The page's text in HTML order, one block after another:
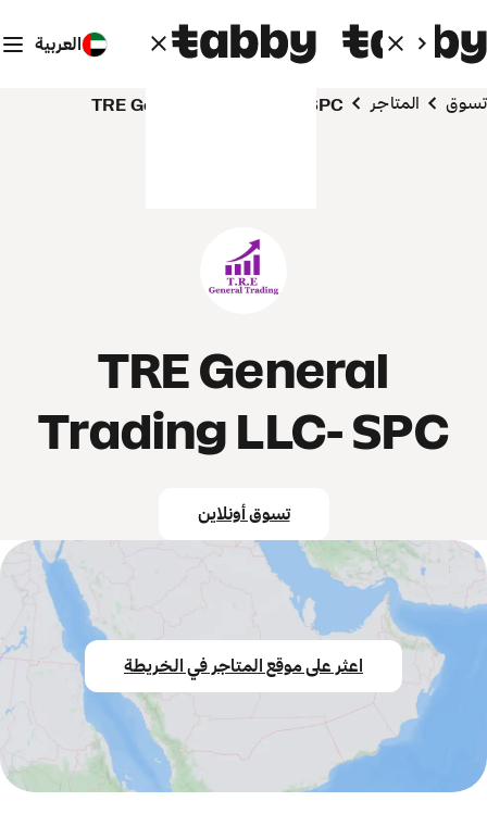
العربية
تسوق المتاجر TRE General Trading LLC- SPC
TRE General
Trading LLC- SPC
تسوق أونلاين
اعثر على موقع المتاجر في الخريطة